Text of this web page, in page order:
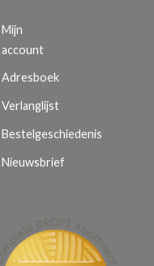
Mijn
account
Adresboek
Verlanglijst
Bestelgeschiedenis
Nieuwsbrief